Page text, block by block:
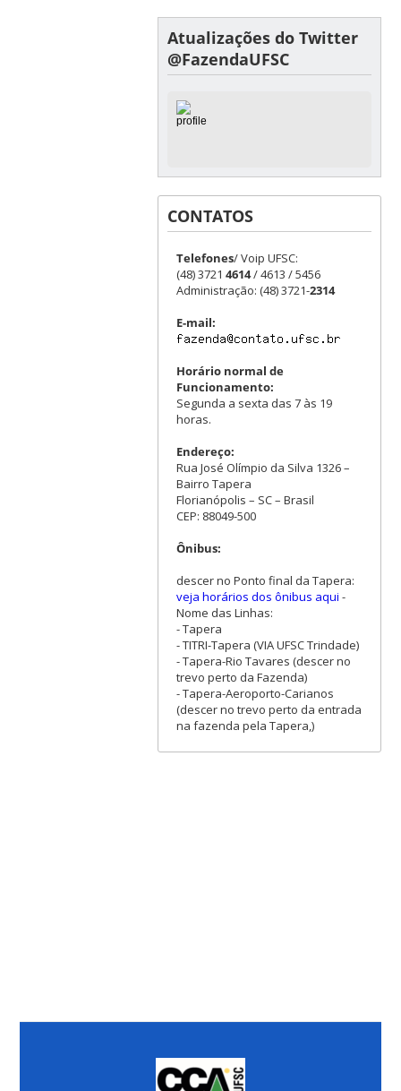
Atualizações do Twitter
@FazendaUFSC
CONTATOS
Telefones/ Voip UFSC:
(48) 3721 4614/ 4613 / 5456
Administração: (48) 3721-2314
E-mail:
Horário normal de
Funcionamento:
Segunda a sexta das 7 às 19
horas.
Endereço:
Rua José Olímpio da Silva 1326 –
Bairro Tapera
Florianópolis – SC – Brasil
CEP: 88049-500
Ônibus:
descer no Ponto final da Tapera:
veja horários dos ônibus aqui -
Nome das Linhas:
- Tapera
- TITRI-Tapera (VIA UFSC Trindade)
- Tapera-Rio Tavares (descer no
trevo perto da Fazenda)
- Tapera-Aeroporto-Carianos
(descer no trevo perto da entrada
na fazenda pela Tapera,)